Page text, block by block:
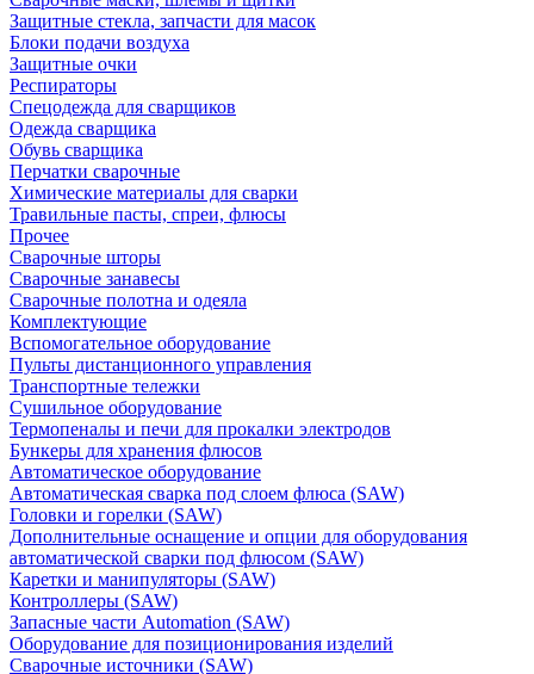
Защитные стекла, запчасти для масок
Блоки подачи воздуха
Защитные очки
Респираторы
Спецодежда для сварщиков
Одежда сварщика
Обувь сварщика
Перчатки сварочные
Химические материалы для сварки
Травильные пасты, спреи, флюсы
Прочее
Сварочные шторы
Сварочные занавесы
Сварочные полотна и одеяла
Комплектующие
Вспомогательное оборудование
Пульты дистанционного управления
Транспортные тележки
Сушильное оборудование
Термопеналы и печи для прокалки электродов
Бункеры для хранения флюсов
Автоматическое оборудование
Автоматическая сварка под слоем флюса (SAW)
Головки и горелки (SAW)
Дополнительные оснащение и опции для оборудования
автоматической сварки под флюсом (SAW)
Каретки и манипуляторы (SAW)
Контроллеры (SAW)
Запасные части Automation (SAW)
Оборудование для позиционирования изделий
Сварочные источники (SAW)